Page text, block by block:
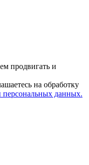
продвигать и
на обработку
персональных данных.